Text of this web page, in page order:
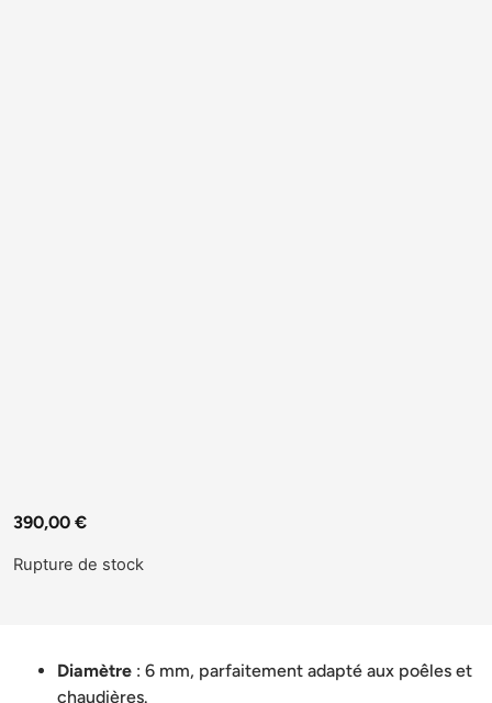
390,00 €
Rupture de stock
Diamètre : 6 mm, parfaitement adapté aux poêles et
chaudières.